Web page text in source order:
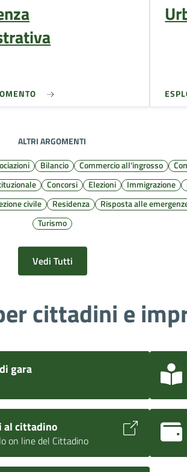
ALTRI ARGOMENTI
Bilancio Commercio all'ingrosso
Concorsi Elezioni Immigrazione
civile Residenza Risposta alle
Turismo
Vedi Tutti
cittadini e
gara
al cittadino
on line del Cittadino